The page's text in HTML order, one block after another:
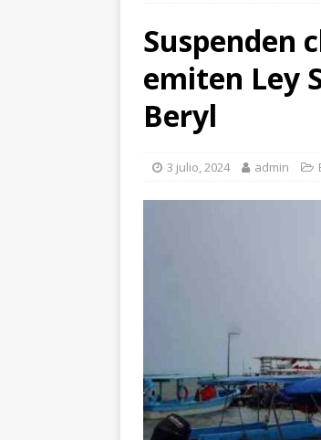
León
[ 9
Suspenden
emiten Ley
Beryl
3 julio, 2024 admin